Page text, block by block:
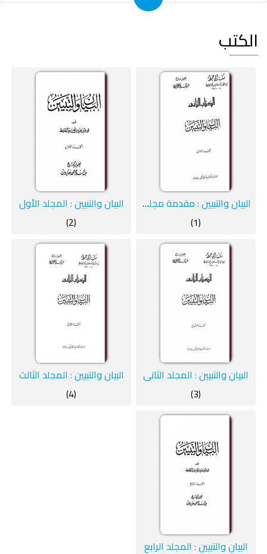
الكتب
البيان والتبيين : مقدمة مجلد 1
(1)
البيان والتبيين : المجلد الأول
(2)
البيان والتبيين : المجلد الثاني
(3)
البيان والتبيين : المجلد الثالث
(4)
البيان والتبيين : المجلد الرابع